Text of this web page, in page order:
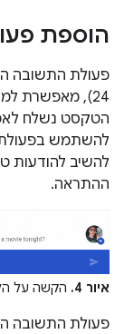
הוספת
‏24), מאפשרת
הטקסט נשלח
להשתמש
להשיב להודעות
ההתראה.
איור 4. הקשה על
פעולת התשובה